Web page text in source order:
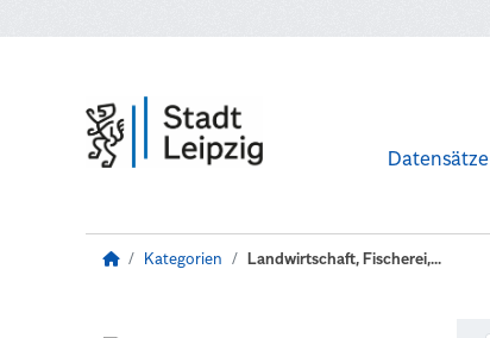
Datensätze
Kategorien Landwirtschaft, Fischerei,...